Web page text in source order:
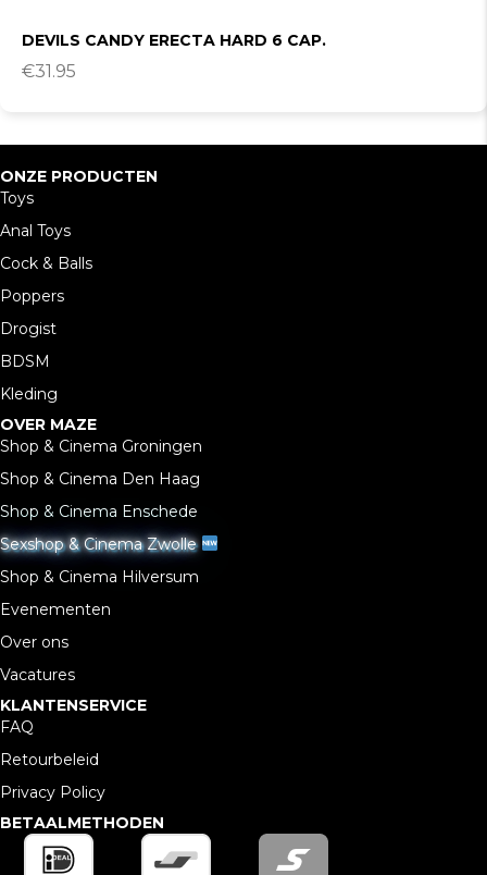
DEVILS CANDY ERECTA HARD 6 CAP.
€31.95
ONZE PRODUCTEN
Toys
Anal Toys
Cock & Balls
Poppers
Drogist
BDSM
Kleding
OVER MAZE
Shop & Cinema Groningen
Shop & Cinema Den Haag
Shop & Cinema Enschede
Sexshop & Cinema Zwolle
Shop & Cinema Hilversum
Evenementen
Over ons
Vacatures
KLANTENSERVICE
FAQ
Retourbeleid
Privacy Policy
BETAALMETHODEN